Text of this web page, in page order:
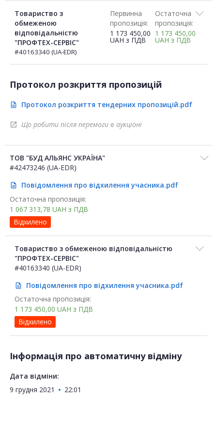
Товариство з
обмеженою
відповідальністю
"ПРОФТЕХ-СЕРВІС"
#40163340 (UA-EDR)
Первинна
пропозиція:
1 173 450,00
UAH з ПДВ
Остаточна
пропозиція:
1 173 450,00
UAH з ПДВ
Протокол розкриття пропозицій
description Протокол розкриття тендерних пропозицій.pdf
open_in_new Що робити після перемоги в аукціоні
ТОВ "БУД АЛЬЯНС УКРАЇНА"
#42473246 (UA-EDR)
description
Повідомлення про відхилення учасника.pdf
Остаточна пропозиція:
1 067 313,78 UAH з ПДВ
Відхилено
Товариство з обмеженою відповідальністю
"ПРОФТЕХ-СЕРВІС"
#40163340 (UA-EDR)
description
Повідомлення про відхилення учасника.pdf
Остаточна пропозиція:
1 173 450,00 UAH з ПДВ
Відхилено
Інформація про автоматичну відміну
Дата відміни:
9 грудня 2021
22:01